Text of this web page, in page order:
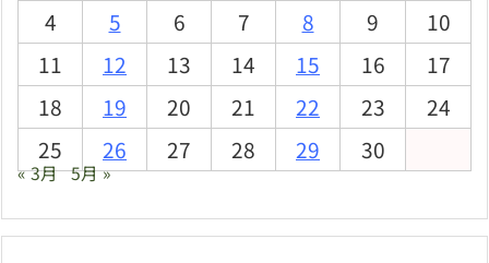
4
5 6 7 8 9
10
11
12 13 14 15 16
17
18
19 20 21 22 23
24
25
26 27 28 29 30
« 3月 5月 »